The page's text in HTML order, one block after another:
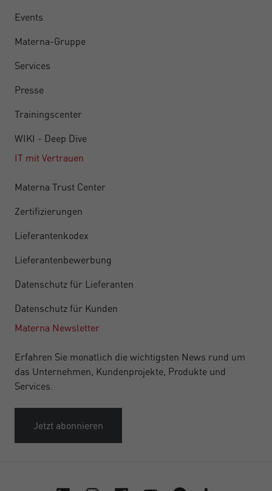
Events
Materna-Gruppe
Services
Presse
Trainingscenter
WIKI - Deep Dive
IT mit Vertrauen
Materna Trust Center
Zertifizierungen
Lieferantenkodex
Lieferantenbewerbung
Datenschutz für Lieferanten
Datenschutz für Kunden
Materna Newsletter
Erfahren Sie monatlich die wichtigsten News rund um
das Unternehmen, Kundenprojekte, Produkte und
Services.
Jetzt abonnieren